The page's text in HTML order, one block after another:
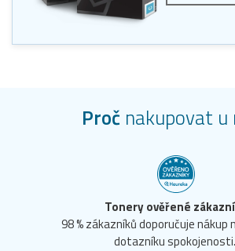
Proč nakupovat u
Tonery ověřené
98 % zákazníků doporučuje nákup
dotazníku spokojenosti.